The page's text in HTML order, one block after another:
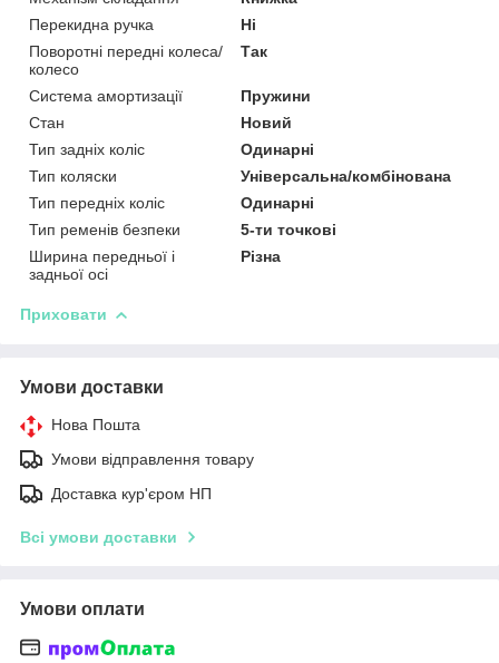
Перекидна ручка
Ні
Поворотні передні колеса/
колесо
Так
Система амортизації
Пружини
Стан
Новий
Тип задніх коліс
Одинарні
Тип коляски
Універсальна/комбінована
Тип передніх коліс
Одинарні
Тип ременів безпеки
5-ти точкові
Ширина передньої і
задньої осі
Різна
Приховати
Умови доставки
Нова Пошта
Умови відправлення товару
Доставка кур'єром НП
Всі умови доставки
Умови оплати